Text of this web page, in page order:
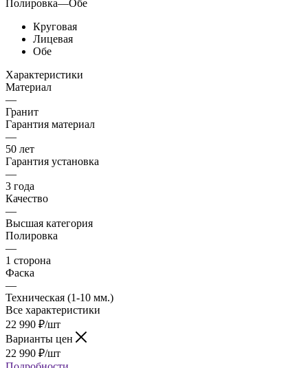
Полировка—Обе
Круговая
Лицевая
Обе
Характеристики
Материал
—
Гранит
Гарантия материал
—
50 лет
Гарантия установка
—
3 года
Качество
—
Высшая категория
Полировка
—
1 сторона
Фаска
—
Техническая (1-10 мм.)
Все характеристики
22 990 ₽/шт
Варианты цен
22 990 ₽/шт